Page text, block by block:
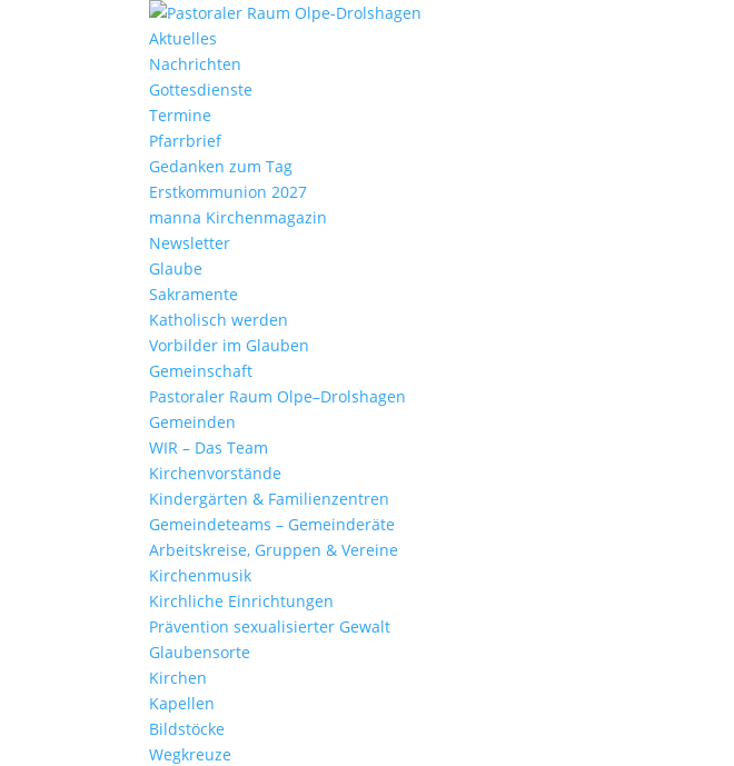
Aktu­elles
Nach­richten
Gottes­dienste
Termine
Pfarr­brief
Gedanken zum Tag
Erst­kom­mu­nion 2027
manna Kirchen­ma­gazin
News­letter
Glaube
Sakra­mente
Katho­lisch werden
Vorbilder im Glauben
Gemein­schaft
Pasto­raler Raum Olpe–Drolshagen
Gemeinden
WIR – Das Team
Kirchen­vor­stände
Kinder­gärten & Familienzentren
Gemein­de­teams – Gemeinderäte
Arbeits­kreise, Gruppen & Vereine
Kirchen­musik
Kirch­liche Einrichtungen
Präven­tion sexua­li­sierter Gewalt
Glau­ben­s­orte
Kirchen
Kapellen
Bild­stöcke
Wegkreuze